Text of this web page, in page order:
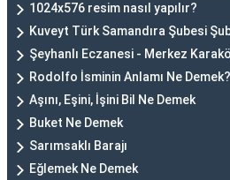
1024x576 resim nasıl yapılır?
Kuveyt Türk Samandıra Şubesi
Şeyhanlı Eczanesi - Merkez
Rodolfo İsminin Anlamı Ne Demek?
Aşını, Eşini, İşini Bil Ne Demek
Buket Ne Demek
Sarımsaklı Barajı
Eğlemek Ne Demek